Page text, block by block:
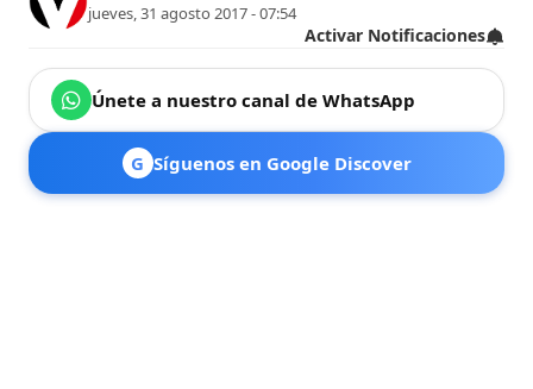
jueves, 31 agosto 2017 - 07:54
Activar Notificaciones
Únete a nuestro canal de WhatsApp
G Síguenos en Google Discover